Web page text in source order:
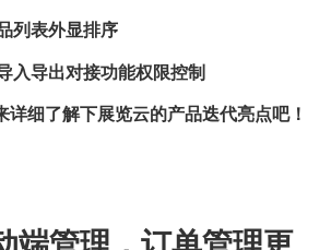
列表外显排序
入导出对接功能权限控制
详细了解下展览云的产品迭代亮点吧！